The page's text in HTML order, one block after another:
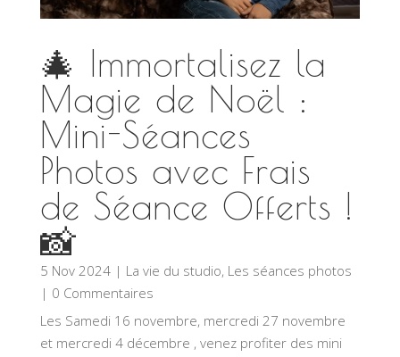
🎄 Immortalisez la
Magie de Noël :
Mini-Séances
Photos avec Frais
de Séance Offerts !
📸
5 Nov 2024| La vie du studio, Les séances photos
| 0 Commentaires
Les Samedi 16 novembre, mercredi 27 novembre
et mercredi 4 décembre , venez profiter des mini